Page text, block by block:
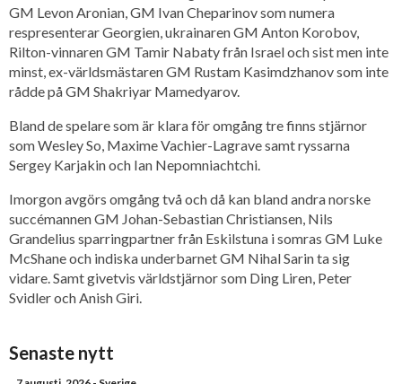
GM Levon Aronian, GM Ivan Cheparinov som numera
respresenterar Georgien, ukrainaren GM Anton Korobov,
Rilton-vinnaren GM Tamir Nabaty från Israel och sist men inte
minst, ex-världsmästaren GM Rustam Kasimdzhanov som inte
rådde på GM Shakriyar Mamedyarov.
Bland de spelare som är klara för omgång tre finns stjärnor
som Wesley So, Maxime Vachier-Lagrave samt ryssarna
Sergey Karjakin och Ian Nepomniachtchi.
Imorgon avgörs omgång två och då kan bland andra norske
succémannen GM Johan-Sebastian Christiansen, Nils
Grandelius sparringpartner från Eskilstuna i somras GM Luke
McShane och indiska underbarnet GM Nihal Sarin ta sig
vidare. Samt givetvis världstjärnor som Ding Liren, Peter
Svidler och Anish Giri.
Senaste nytt